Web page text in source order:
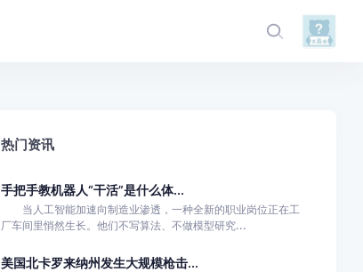
热门资讯
手把手教机器人“干活”是什么体...
当人工智能加速向制造业渗透，一种全新的职业岗位正在工
厂车间里悄然生长。他们不写算法、不做模型研究...
美国北卡罗来纳州发生大规模枪击...